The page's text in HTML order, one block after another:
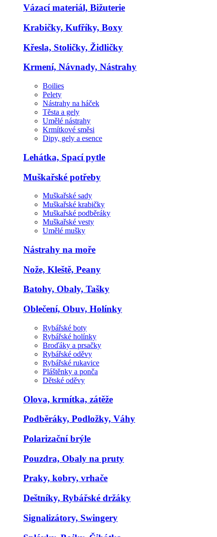
Vázací materiál, Bižuterie
Krabičky, Kufříky, Boxy
Křesla, Stoličky, Židličky
Krmení, Návnady, Nástrahy
Boilies
Pelety
Nástrahy na háček
Těsta a gely
Umělé nástrahy
Krmítkové směsi
Dipy, gely a esence
Lehátka, Spací pytle
Muškařské potřeby
Muškařské sady
Muškařské krabičky
Muškařské podběráky
Muškařské vesty
Umělé mušky
Nástrahy na moře
Nože, Kleště, Peany
Batohy, Obaly, Tašky
Oblečení, Obuv, Holínky
Rybářské boty
Rybářské holínky
Broďáky a prsačky
Rybářské oděvy
Rybářské rukavice
Pláštěnky a ponča
Dětské oděvy
Olova, krmítka, zátěže
Podběráky, Podložky, Váhy
Polarizační brýle
Pouzdra, Obaly na pruty
Praky, kobry, vrhače
Deštníky, Rybářské držáky
Signalizátory, Swingery